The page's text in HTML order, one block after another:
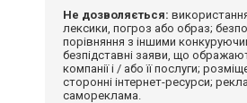
Не дозволяється:
лексики, погроз або образ;
порівняння з іншими
безпідставні заяви, що
компанії і / або її послуги;
сторонні інтернет-ресурси;
самореклама.